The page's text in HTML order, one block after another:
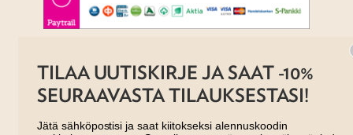
REKISTERISELOSTE
EVÄSTESELOSTE
TILAUS- JA TOIMITUSEHDOT
Copyright 2026 © Taito shop
TILAA UUTISKIRJE JA SAAT -10%
SEURAAVASTA TILAUKSESTASI!
Jätä sähköpostisi ja saat kiitokseksi alennuskoodin